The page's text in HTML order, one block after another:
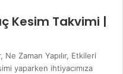
Kesim Takvimi |
Zaman Yapılır, Etkileri
yaparken ihtiyacımıza